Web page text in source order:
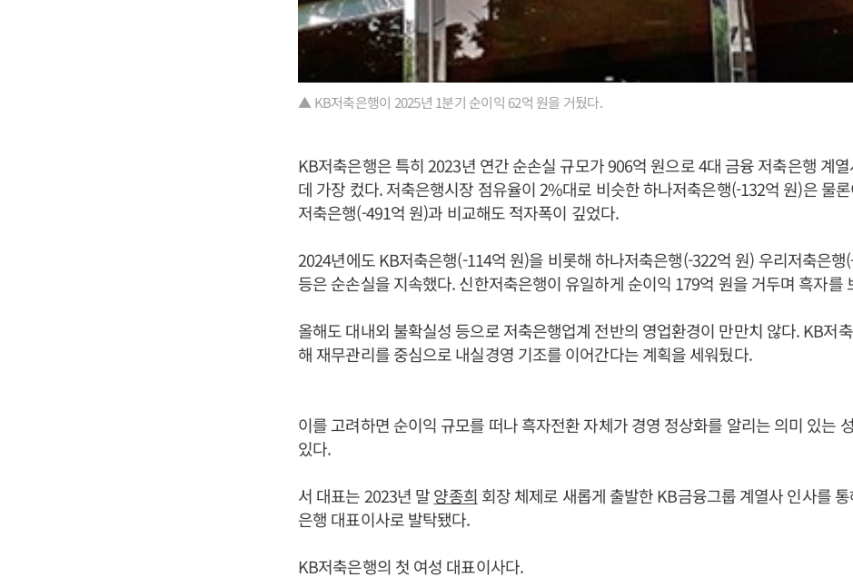
▲ KB저축은행이 2025년 1분기 순이익 62억 원을 거뒀다.
KB저축은행은 특히 2023년 연간 순손실 규모가 906억 원으로 4대 금융 저축은행 계
데 가장 컸다. 저축은행시장 점유율이 2%대로 비슷한 하나저축은행(-132억 원)은 물
저축은행(-491억 원)과 비교해도 적자폭이 깊었다.
2024년에도 KB저축은행(-114억 원)을 비롯해 하나저축은행(-322억 원) 우리저축은행
등은 순손실을 지속했다. 신한저축은행이 유일하게 순이익 179억 원을 거두며 흑자를
올해도 대내외 불확실성 등으로 저축은행업계 전반의 영업환경이 만만치 않다. KB저
해 재무관리를 중심으로 내실경영 기조를 이어간다는 계획을 세워뒀다.
이를 고려하면 순이익 규모를 떠나 흑자전환 자체가 경영 정상화를 알리는 의미 있는
있다.
서 대표는 2023년 말양종희 회장 체제로 새롭게 출발한 KB금융그룹 계열사 인사를
은행 대표이사로 발탁됐다.
KB저축은행의 첫 여성 대표이사다.